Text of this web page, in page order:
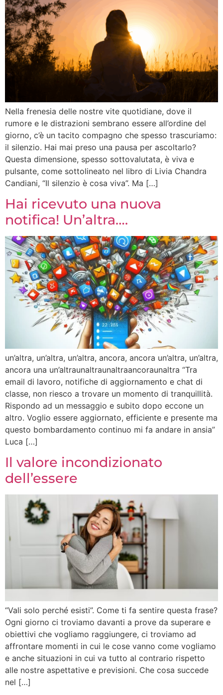
Nella frenesia delle nostre vite quotidiane, dove il
rumore e le distrazioni sembrano essere all’ordine del
giorno, c’è un tacito compagno che spesso trascuriamo:
il silenzio. Hai mai preso una pausa per ascoltarlo?
Questa dimensione, spesso sottovalutata, è viva e
pulsante, come sottolineato nel libro di Livia Chandra
Candiani, “Il silenzio è cosa viva”. Ma […]
Hai ricevuto una nuova
notifica! Un’altra….
un’altra, un’altra, un’altra, ancora, ancora un’altra, un’altra,
ancora una un’altraunaltraunaltraancoraunaltra “Tra
email di lavoro, notifiche di aggiornamento e chat di
classe, non riesco a trovare un momento di tranquillità.
Rispondo ad un messaggio e subito dopo eccone un
altro. Voglio essere aggiornato, efficiente e presente ma
questo bombardamento continuo mi fa andare in ansia”
Luca […]
Il valore incondizionato
dell’essere
“Vali solo perché esisti”. Come ti fa sentire questa frase?
Ogni giorno ci troviamo davanti a prove da superare e
obiettivi che vogliamo raggiungere, ci troviamo ad
affrontare momenti in cui le cose vanno come vogliamo
e anche situazioni in cui va tutto al contrario rispetto
alle nostre aspettative e previsioni. Che cosa succede
nel […]